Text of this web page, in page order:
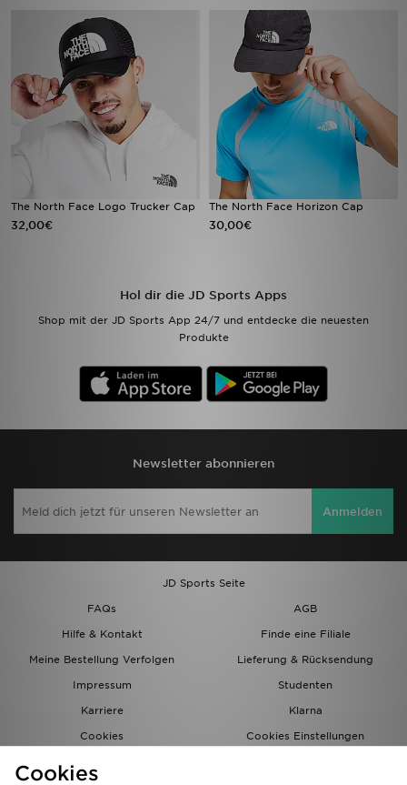
The North Face Logo Trucker Cap
32,00€
The North Face Horizon Cap
30,00€
Hol dir die JD Sports Apps
Shop mit der JD Sports App 24/7 und entdecke die neuesten
Produkte
Newsletter abonnieren
Anmelden
JD Sports Seite
FAQs
AGB
Hilfe & Kontakt
Finde eine Filiale
Meine Bestellung Verfolgen
Lieferung & Rücksendung
Impressum
Studenten
Karriere
Klarna
Cookies
Cookies Einstellungen
Mein JD
Hilfe & Kontakt
Geschenkgutschein
Studenten
Blog
Cookies